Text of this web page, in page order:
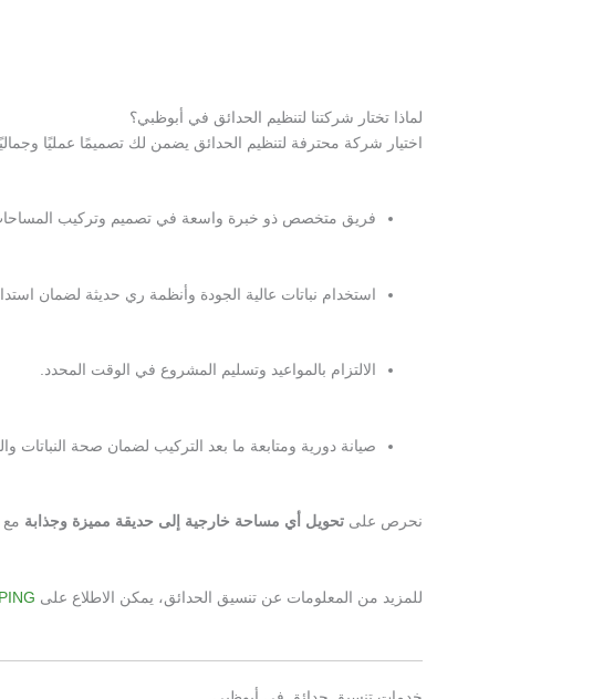
لماذا تختار شركتنا لتنظيم الحدائق في أبوظبي؟
اختيار شركة محترفة لتنظيم الحدائق يضمن لك تصميمًا عمليًا
فريق متخصص ذو خبرة واسعة في تصميم وتركيب
استخدام نباتات عالية الجودة وأنظمة ري حديثة لضمان
الالتزام بالمواعيد وتسليم المشروع في الوقت المحدد.
صيانة دورية ومتابعة ما بعد التركيب لضمان صحة النباتات
نحرص على تحويل أي مساحة خارجية إلى حديقة مميزة وجذابة مع
للمزيد من المعلومات عن تنسيق الحدائق، يمكن الاطلاع على